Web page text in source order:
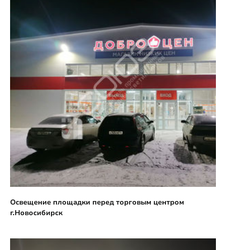
Освещение площадки перед торговым центром
г.Новосибирск